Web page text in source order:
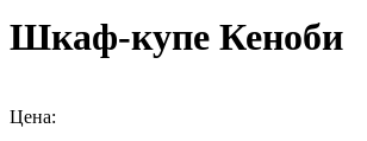
Шкаф-купе Кеноби
Цена: